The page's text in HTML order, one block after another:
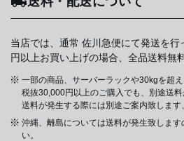
当店では、通常 佐川急便にて発送を
円以上お買い上げの場合、全品送料無
一部の商品、サーバーラックや30kgを超
税抜30,000円以上のご購入でも、別途送料
送料が発生する際には別途ご案内致します
沖縄、離島については送料が発生致しま
い。